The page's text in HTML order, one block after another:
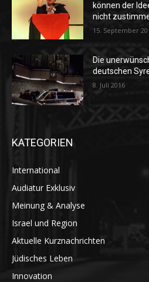
können der
nicht
15. September
Die
deutschen
8. Juli 2016
KATEGORIEN
International
Audiatur Exklusiv
Meinung & Analyse
Israel und Region
Aktuelle Kurznachrichten
Jüdisches Leben
Innovation